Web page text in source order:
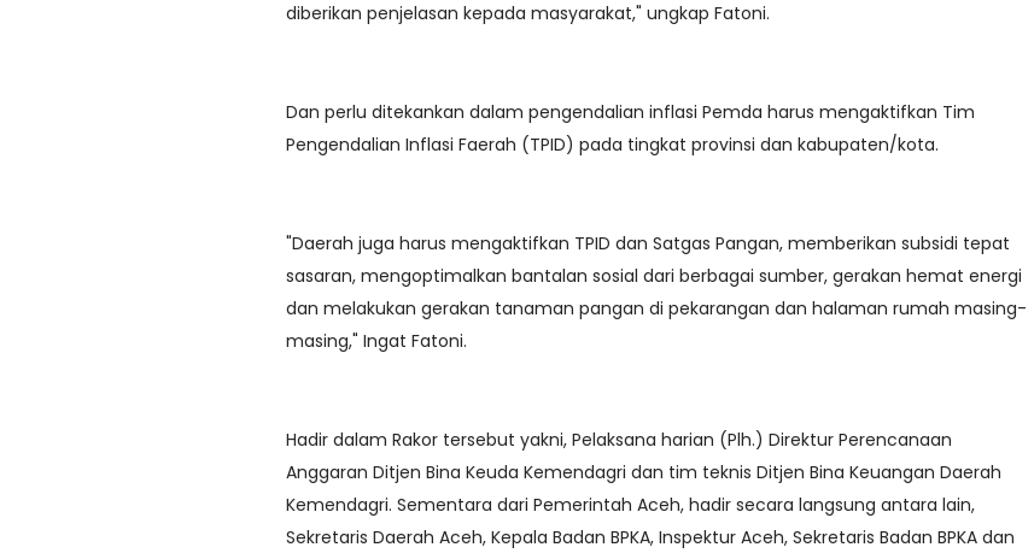
diberikan penjelasan kepada masyarakat," ungkap Fatoni.
Dan perlu ditekankan dalam pengendalian inflasi Pemda harus mengaktifkan Tim
Pengendalian Inflasi Faerah (TPID) pada tingkat provinsi dan kabupaten/kota.
"Daerah juga harus mengaktifkan TPID dan Satgas Pangan, memberikan subsidi tepat
sasaran, mengoptimalkan bantalan sosial dari berbagai sumber, gerakan hemat energi
dan melakukan gerakan tanaman pangan di pekarangan dan halaman rumah masing-
masing," Ingat Fatoni.
Hadir dalam Rakor tersebut yakni, Pelaksana harian (Plh.) Direktur Perencanaan
Anggaran Ditjen Bina Keuda Kemendagri dan tim teknis Ditjen Bina Keuangan Daerah
Kemendagri. Sementara dari Pemerintah Aceh, hadir secara langsung antara lain,
Sekretaris Daerah Aceh, Kepala Badan BPKA, Inspektur Aceh, Sekretaris Badan BPKA dan